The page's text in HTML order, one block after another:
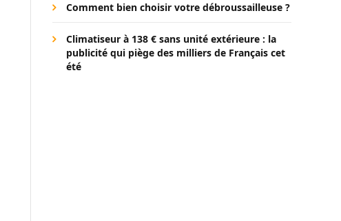
Comment bien choisir votre débroussailleuse ?
Climatiseur à 138 € sans unité extérieure : la
publicité qui piège des milliers de Français cet
été